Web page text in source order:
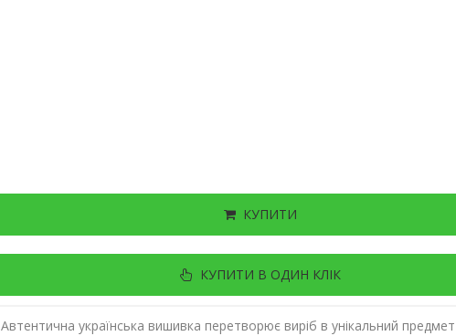
КУПИТИ
КУПИТИ В ОДИН КЛІК
Автентична українська вишивка перетворює виріб в унікальний